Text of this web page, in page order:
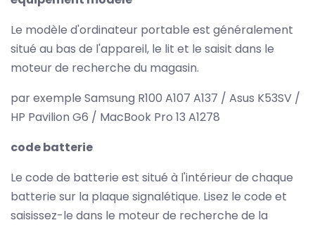
Le modèle d'ordinateur portable est généralement
situé au bas de l'appareil, le lit et le saisit dans le
moteur de recherche du magasin.
par exemple Samsung R100 A107 A137 / Asus K53SV /
HP Pavilion G6 / MacBook Pro 13 A1278
code batterie
Le code de batterie est situé à l'intérieur de chaque
batterie sur la plaque signalétique. Lisez le code et
saisissez-le dans le moteur de recherche de la